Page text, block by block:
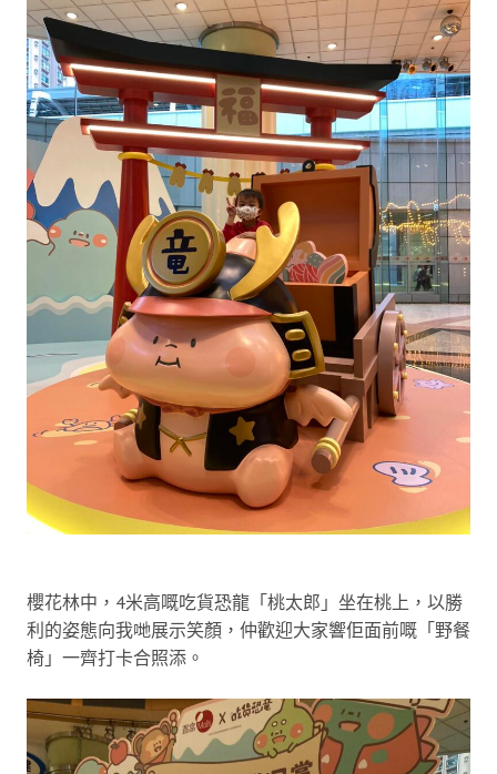
櫻花林中，4米高嘅吃貨恐龍「桃太郎」坐在桃上，以勝
利的姿態向我哋展示笑顏，仲歡迎大家響佢面前嘅「野餐
椅」一齊打卡合照添。